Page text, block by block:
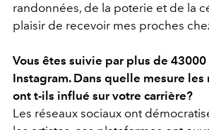
randonnées, de la poterie et de la
plaisir de recevoir mes proches
Vous êtes suivie par plus de
Instagram. Dans quelle mesure les
ont t-ils influé sur votre carrière?
Les réseaux sociaux ont